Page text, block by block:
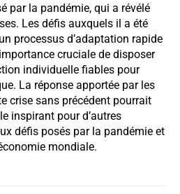
par la pandémie, qui a révélé
Les défis auxquels il a été
processus d’adaptation rapide
cruciale de disposer
individuelle fiables pour
La réponse apportée par les
crise sans précédent pourrait
inspirant pour d’autres
défis posés par la pandémie et
mondiale.